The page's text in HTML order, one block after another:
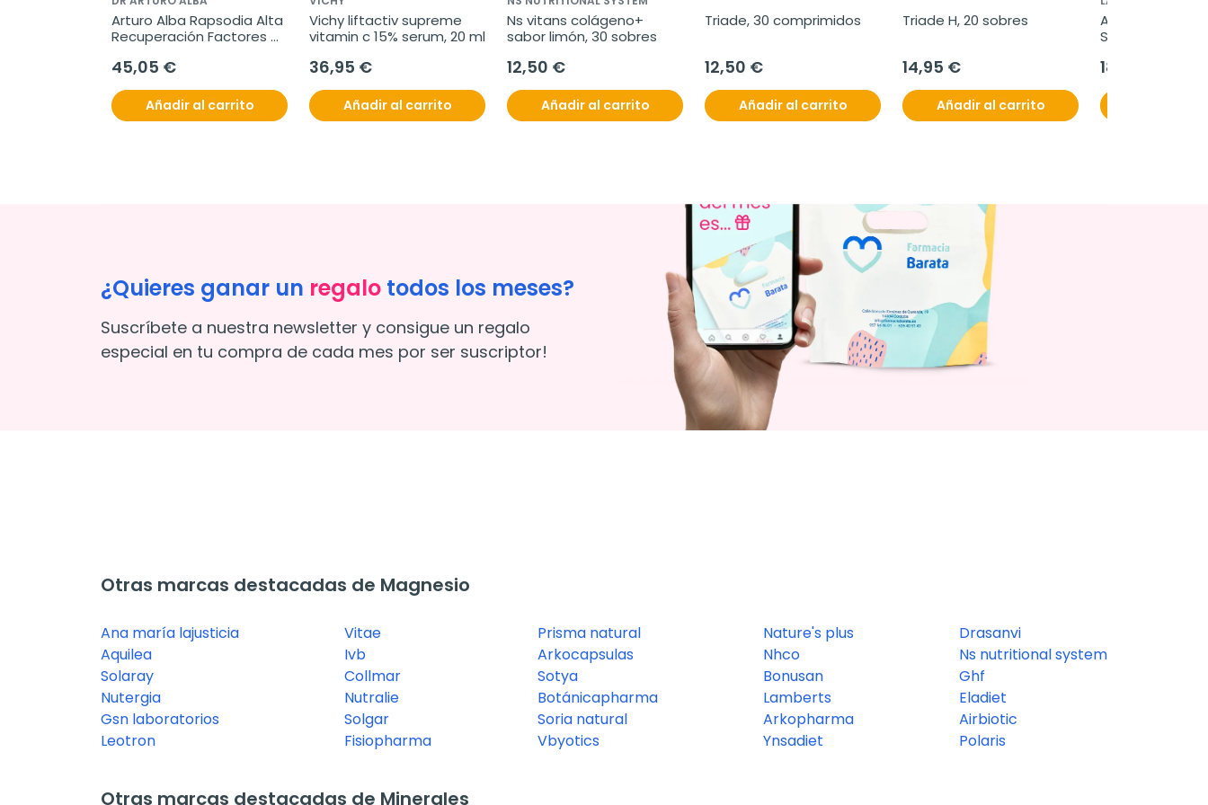
Arturo Alba Rapsodia Alta
Recuperación Factores
45,05 €
Añadir al carrito
Vichy liftactiv supreme
vitamin c 15% serum, 20 ml
36,95 €
Añadir al carrito
Ns vitans colágeno+
sabor limón, 30 sobres
12,50 €
Añadir al carrito
Triade, 30 comprimidos
12,50 €
Añadir al carrito
Triade H, 20 sobres
14,95 €
Añadir al carrito
Anthelios
SPF50+, 300 ml
18,66 €
¿Quieres ganar un regalo todos los meses?
Suscríbete a nuestra newsletter y consigue un regalo
especial en tu compra de cada mes por ser suscriptor!
Otras marcas destacadas de Magnesio
Ana maría lajusticia
Aquilea
Solaray
Nutergia
Gsn laboratorios
Leotron
Vitae
Ivb
Collmar
Nutralie
Solgar
Fisiopharma
Prisma natural
Arkocapsulas
Sotya
Botánicapharma
Soria natural
Vbyotics
Nature's plus
Nhco
Bonusan
Lamberts
Arkopharma
Ynsadiet
Drasanvi
Ns nutritional system
Ghf
Eladiet
Airbiotic
Polaris
Otras marcas destacadas de Minerales